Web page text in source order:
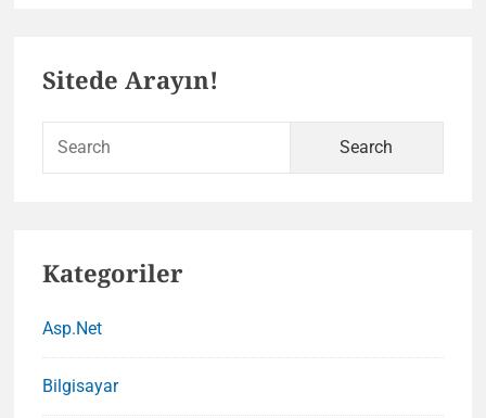
Sidebar
Sitede Arayın!
Kategoriler
Asp.Net
Bilgisayar